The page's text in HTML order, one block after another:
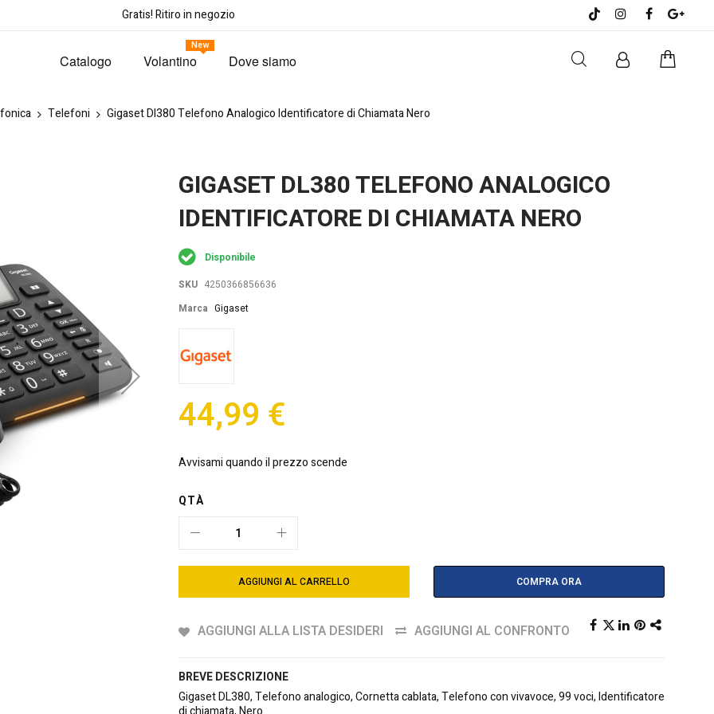
Gratis! Ritiro in negozio
Catalogo Volantino
New
Dove siamo
Telefoni Gigaset Dl380 Telefono Analogico Identificatore di Chiamata Nero
GIGASET DL380 TELEFONO ANALOGICO
IDENTIFICATORE DI CHIAMATA NERO
Disponibile
SKU 4250366856636
Marca Gigaset
44,99 €
Avvisami quando il prezzo scende
QTÀ
AGGIUNGI AL CARRELLO COMPRA ORA
AGGIUNGI ALLA LISTA DESIDERI AGGIUNGI AL CONFRONTO
BREVE DESCRIZIONE
Gigaset DL380, Telefono analogico, Cornetta cablata, Telefono con vivavoce, 99 voci, Identificatore